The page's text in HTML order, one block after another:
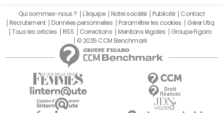
Qui sommes-nous ? L'équipe Notre société Publicité
Contact
Recrutement
Données personnelles Paramétrer les cookies
Gérer Utiq
Tous les articles
RSS Corrections Mentions légales
Groupe Figaro
© 2025 CCM Benchmark